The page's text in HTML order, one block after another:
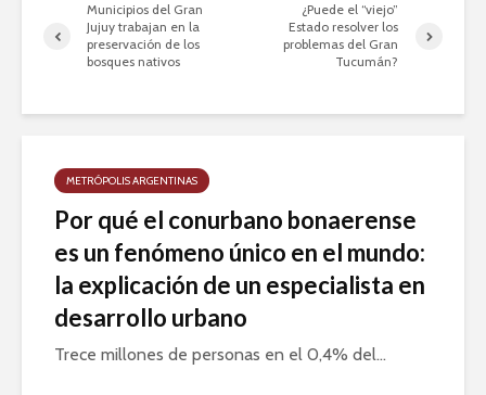
Municipios del Gran
Jujuy trabajan en la
preservación de los
bosques nativos
¿Puede el “viejo”
Estado resolver los
problemas del Gran
Tucumán?
METRÓPOLIS ARGENTINAS
Por qué el conurbano bonaerense
es un fenómeno único en el mundo:
la explicación de un especialista en
desarrollo urbano
Trece millones de personas en el 0,4% del...